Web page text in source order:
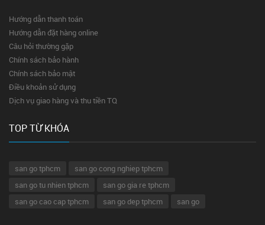
Hướng dẫn thanh toán
Hướng dẫn đặt hàng online
Câu hỏi thường gặp
Chính sách bảo hành
Chính sách bảo mật
Điều khoản sử dụng
Dịch vụ giao hàng và thu tiền TQ
TOP TỪ KHÓA
san go tphcm
san go cong nghiep tphcm
san go tu nhien tphcm
san go gia re tphcm
san go cao cap tphcm
san go dep tphcm san go